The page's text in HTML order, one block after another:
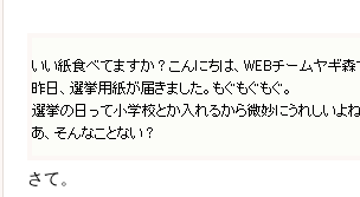
さて。